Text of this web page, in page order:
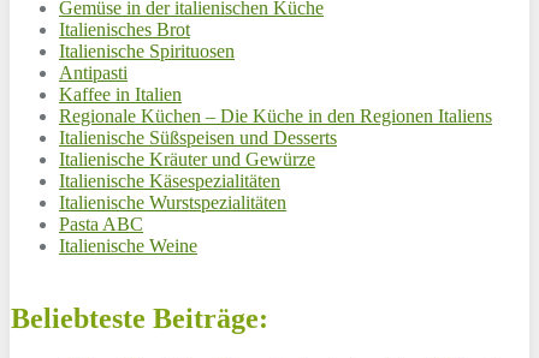
Gemüse in der italienischen Küche
Italienisches Brot
Italienische Spirituosen
Antipasti
Kaffee in Italien
Regionale Küchen – Die Küche in den Regionen Italiens
Italienische Süßspeisen und Desserts
Italienische Kräuter und Gewürze
Italienische Käsespezialitäten
Italienische Wurstspezialitäten
Pasta ABC
Italienische Weine
Beliebteste Beiträge: